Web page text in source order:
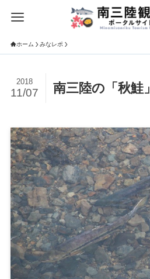
ホーム みなレポ
南三陸の「秋鮭」
2018
11/07